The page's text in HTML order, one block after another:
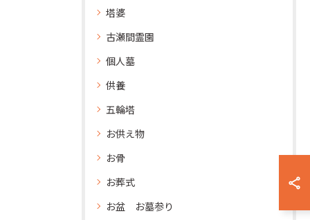
塔婆
古瀬間霊園
個人墓
供養
五輪塔
お供え物
お骨
お葬式
お盆 お墓参り